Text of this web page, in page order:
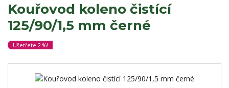
Kouřovod koleno čistící
125/90/1,5 mm černé
Ušetřete 2 %!